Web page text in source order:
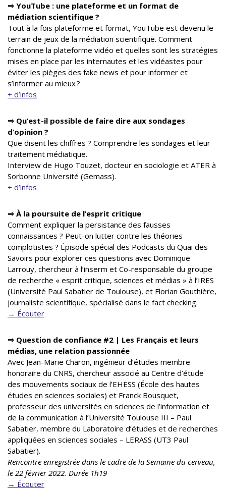
⇒ YouTube : une plateforme et un format de
médiation scientifique ?
Tout à la fois plateforme et format, YouTube est devenu le
terrain de jeux de la médiation scientifique. Comment
fonctionne la plateforme vidéo et quelles sont les stratégies
mises en place par les internautes et les vidéastes pour
éviter les pièges des fake news et pour informer et
s’informer au mieux ?
+ d’infos
⇒ Qu’est-il possible de faire dire aux sondages
d’opinion ?
Que disent les chiffres ? Comprendre les sondages et leur
traitement médiatique.
Interview de Hugo Touzet, docteur en sociologie et ATER à
Sorbonne Université (Gemass).
+ d’infos
⇒ À la poursuite de l’esprit critique
Comment expliquer la persistance des fausses
connaissances ? Peut-on lutter contre les théories
complotistes ? Épisode spécial des Podcasts du Quai des
Savoirs pour explorer ces questions avec Dominique
Larrouy, chercheur à l’inserm et Co-responsable du groupe
de recherche « esprit critique, sciences et médias » à l’IRES
(Université Paul Sabatier de Toulouse), et Florian Gouthière,
journaliste scientifique, spécialisé dans le fact checking.
→ Écouter
⇒ Question de confiance #2 | Les Français et leurs
médias, une relation passionnée
Avec Jean-Marie Charon, ingénieur d’études membre
honoraire du CNRS, chercheur associé au Centre d’étude
des mouvements sociaux de l’EHESS (École des hautes
études en sciences sociales) et Franck Bousquet,
professeur des universités en sciences de l’information et
de la communication à l’Université Toulouse III – Paul
Sabatier, membre du Laboratoire d’études et de recherches
appliquées en sciences sociales – LERASS (UT3 Paul
Sabatier).
Rencontre enregistrée dans le cadre de la Semaine du cerveau,
le 22 février 2022. Durée 1h19
→ Écouter